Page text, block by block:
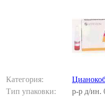
Категория:
Тип упаковки:
р-р д/ин.